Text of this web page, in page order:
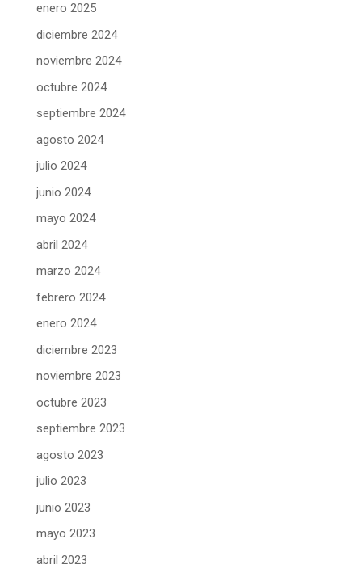
enero 2025
diciembre 2024
noviembre 2024
octubre 2024
septiembre 2024
agosto 2024
julio 2024
junio 2024
mayo 2024
abril 2024
marzo 2024
febrero 2024
enero 2024
diciembre 2023
noviembre 2023
octubre 2023
septiembre 2023
agosto 2023
julio 2023
junio 2023
mayo 2023
abril 2023